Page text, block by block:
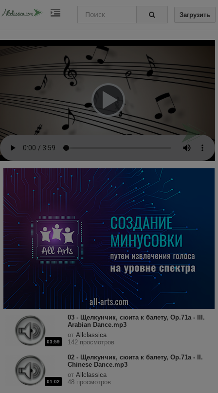
Загрузить
03:59
03 - Щелкунчик, сюита к балету, Op.71a - III.
Arabian Dance.mp3
от Allclassica
142 просмотров
01:02
02 - Щелкунчик, сюита к балету, Op.71a - II.
Chinese Dance.mp3
от Allclassica
48 просмотров